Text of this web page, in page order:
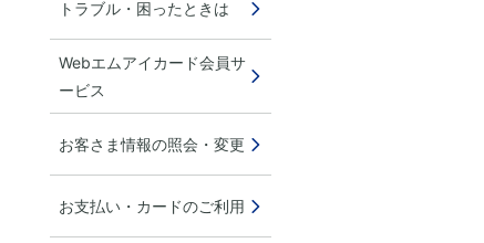
トラブル・困ったときは
Webエムアイカード会員サ
ービス
お客さま情報の照会・変更
お支払い・カードのご利用